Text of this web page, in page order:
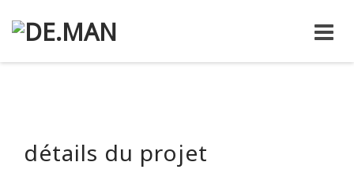
détails du projet